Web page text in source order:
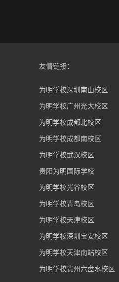
友情链接：
为明学校深圳南山校区
为明学校广州光大校区
为明学校成都北校区
为明学校成都南校区
为明学校武汉校区
贵阳为明国际学校
为明学校光谷校区
为明学校青岛校区
为明学校天津校区
为明学校深圳宝安校区
为明学校天津南站校区
为明学校贵州六盘水校区